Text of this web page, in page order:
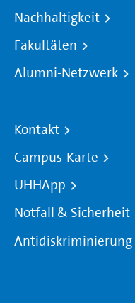
Nachhaltigkeit
Fakultäten
Alumni-Netzwerk
Kontakt
Campus-Karte
UHHApp
Notfall & Sicherheit
Antidiskriminierung